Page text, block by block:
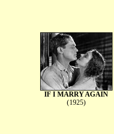
IF I MARRY AGAIN
(1925)